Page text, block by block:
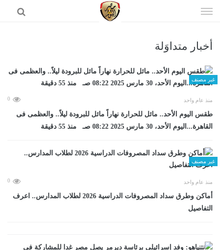
الى
أخبار متداوَلة
غير مصنف
منذ عام واحد 0
طقس اليوم الأحد.. مائل للحرارة نهاراً مائل للبرودة ليلاً.. والعظمى فى
القاهرة...اليوم الأحد، 30 مارس 2025 08:22 صـ منذ 55 دقيقة
غير مصنف
منذ عام واحد 0
أماكن وطرق سداد المصروفات الدراسية 2026 لطلاب المدارس.. اعرف
التفاصيل